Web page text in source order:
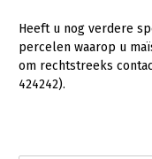
Heeft u nog verdere
percelen waarop u
om rechtstreeks
424242).